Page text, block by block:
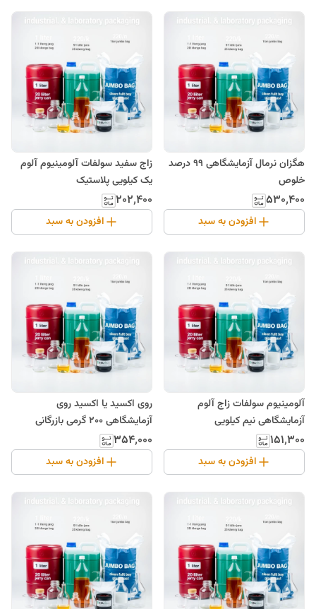
هگزان نرمال آزمایشگاهی 99 درصد
خلوص
۵۳۰٬۴۰۰
افزودن به سبد
زاج سفید سولفات آلومینیوم آلوم
یک کیلویی پلاستیک
۲۰۲٬۴۰۰
افزودن به سبد
آلومینیوم سولفات زاج آلوم
آزمایشگاهی نیم کیلویی
۱۵۱٬۳۰۰
افزودن به سبد
روی اکسید یا اکسید روی
آزمایشگاهی 200 گرمی بازرگانی
۳۵۴٬۰۰۰
افزودن به سبد